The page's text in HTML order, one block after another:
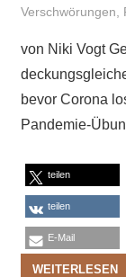
Verschwörungen,
von Niki Vogt
bevor Corona
Pandemie-
teilen
teilen
E-Mail
WEITERLESEN